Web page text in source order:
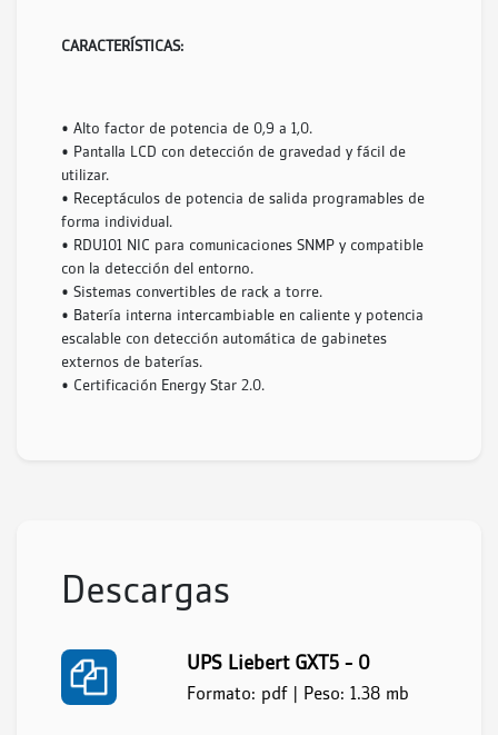
CARACTERÍSTICAS:
• Alto factor de potencia de 0,9 a 1,0.
• Pantalla LCD con detección de gravedad y fácil de
utilizar.
• Receptáculos de potencia de salida programables de
forma individual.
• RDU101 NIC para comunicaciones SNMP y compatible
con la detección del entorno.
• Sistemas convertibles de rack a torre.
• Batería interna intercambiable en caliente y potencia
escalable con detección automática de gabinetes
externos de baterías.
• Certificación Energy Star 2.0.
Descargas
UPS Liebert GXT5 - 0
Formato: pdf | Peso: 1.38 mb